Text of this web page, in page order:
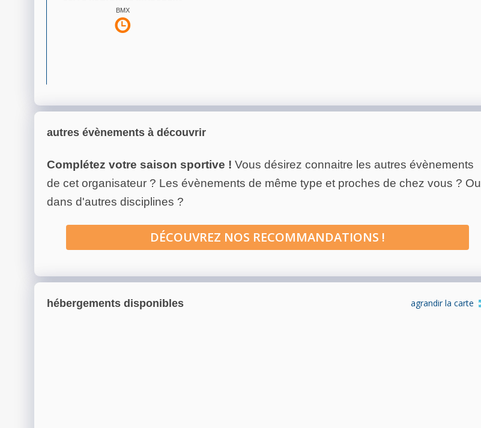
BMX
autres évènements à découvrir
Complétez votre saison sportive ! Vous désirez connaitre les autres évènements
de cet organisateur ? Les évènements de même type et proches de chez vous ? Ou
dans d'autres disciplines ?
DÉCOUVREZ NOS RECOMMANDATIONS !
hébergements disponibles agrandir la carte